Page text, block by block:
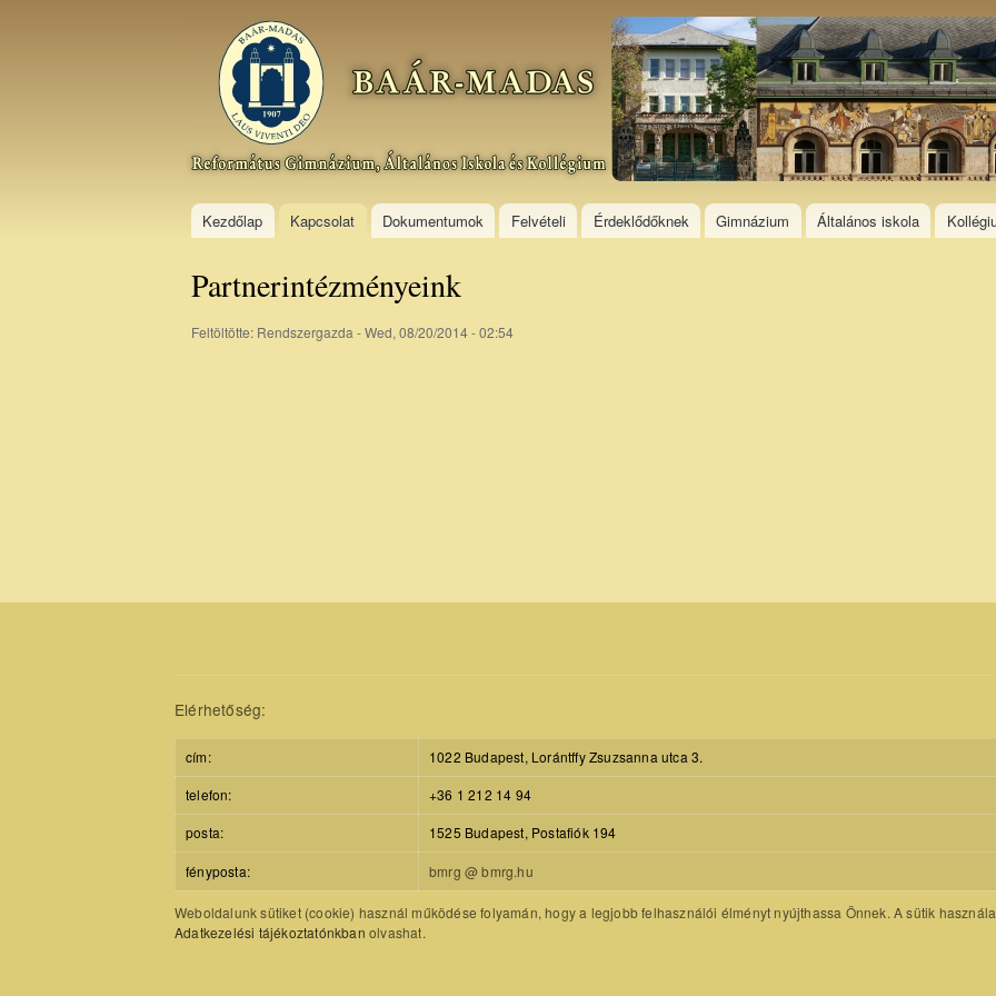
Skip to
main
content
Baár–
Madas
Református
Gimnázium,
Általános
Kollégium
Kezdőlap Kapcsolat Dokumentumok Felvételi Érdeklődőknek Gimnázium Általános iskola
Partnerintézményeink
Feltöltötte: Rendszergazda - Wed, 08/20/2014 - 02:54
Elérhetőség:
cím:
1022 Budapest, Lorántffy Zsuzsanna utca 3.
telefon:
+36 1 212 14 94
posta:
1525 Budapest, Postafiók 194
fényposta: bmrg @ bmrg.hu
Weboldalunk sütiket (cookie) használ működése folyamán, hogy a legjobb felhasználói élményt nyújthassa Önnek. A sütik
Adatkezelési tájékoztatónkban olvashat.